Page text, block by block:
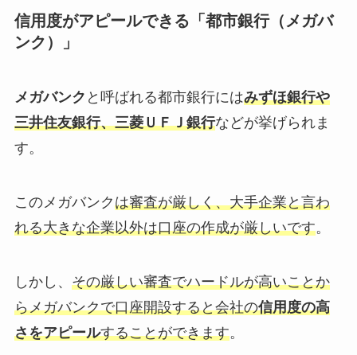
信用度がアピールできる「都市銀行（メガバ
ンク）」
メガバンク と呼ばれる都市銀行にはみずほ銀行や
三井住友銀行、三菱ＵＦＪ銀行などが挙げられま
す。
このメガバンクは審査が厳しく、大手企業と言わ
れる大きな企業以外は口座の作成が厳しいです。
しかし、 その厳しい審査でハードルが高いことか
らメガバンクで口座開設すると会社の信用度の高
さをアピールすることができます。